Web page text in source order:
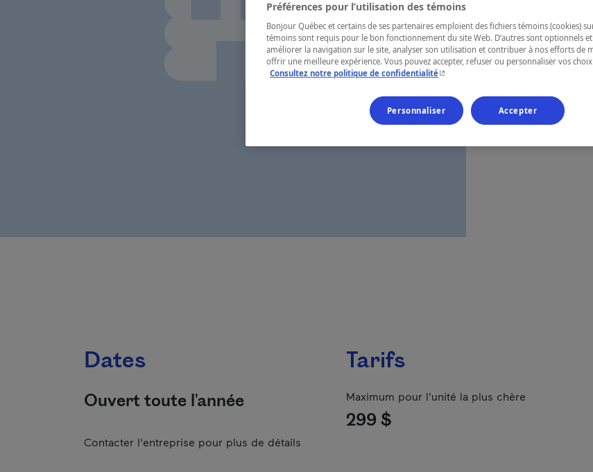
Dates
Ouvert toute l'année
Contacter l'entreprise pour plus de détails
Tarifs
Maximum pour l'unité la plus chère
299 $
Préférences pour l’utilisation des témoins
Bonjour Québec et certains de ses partenaires emploient des fichiers témoins (cookies)
témoins sont requis pour le bon fonctionnement du site Web. D’autres sont optionnels
améliorer la navigation sur le site, analyser son utilisation et contribuer à nos efforts de
offrir une meilleure expérience. Vous pouvez accepter, refuser ou personnaliser vos
Consultez notre politique de confidentialité- Cet hyperlien s'ouvrira dans une
Personnaliser Accepter